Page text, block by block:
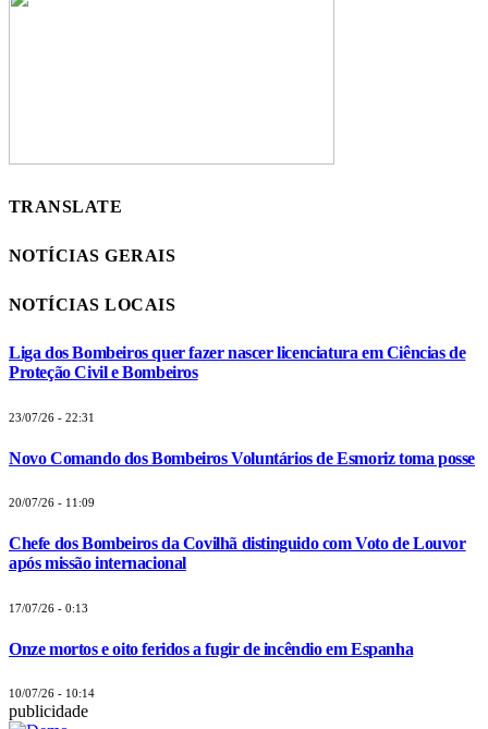
TRANSLATE
NOTÍCIAS GERAIS
NOTÍCIAS LOCAIS
Liga dos Bombeiros quer fazer nascer licenciatura em Ciências de
Proteção Civil e Bombeiros
23/07/26 - 22:31
Novo Comando dos Bombeiros Voluntários de Esmoriz toma posse
20/07/26 - 11:09
Chefe dos Bombeiros da Covilhã distinguido com Voto de Louvor
após missão internacional
17/07/26 - 0:13
Onze mortos e oito feridos a fugir de incêndio em Espanha
10/07/26 - 10:14
publicidade